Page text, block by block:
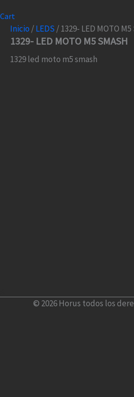
Cart
Inicio /LEDS / 1329- LED MOTO M5
1329- LED MOTO M5 SMASH
1329 led moto m5 smash
© 2026 Horus todos los